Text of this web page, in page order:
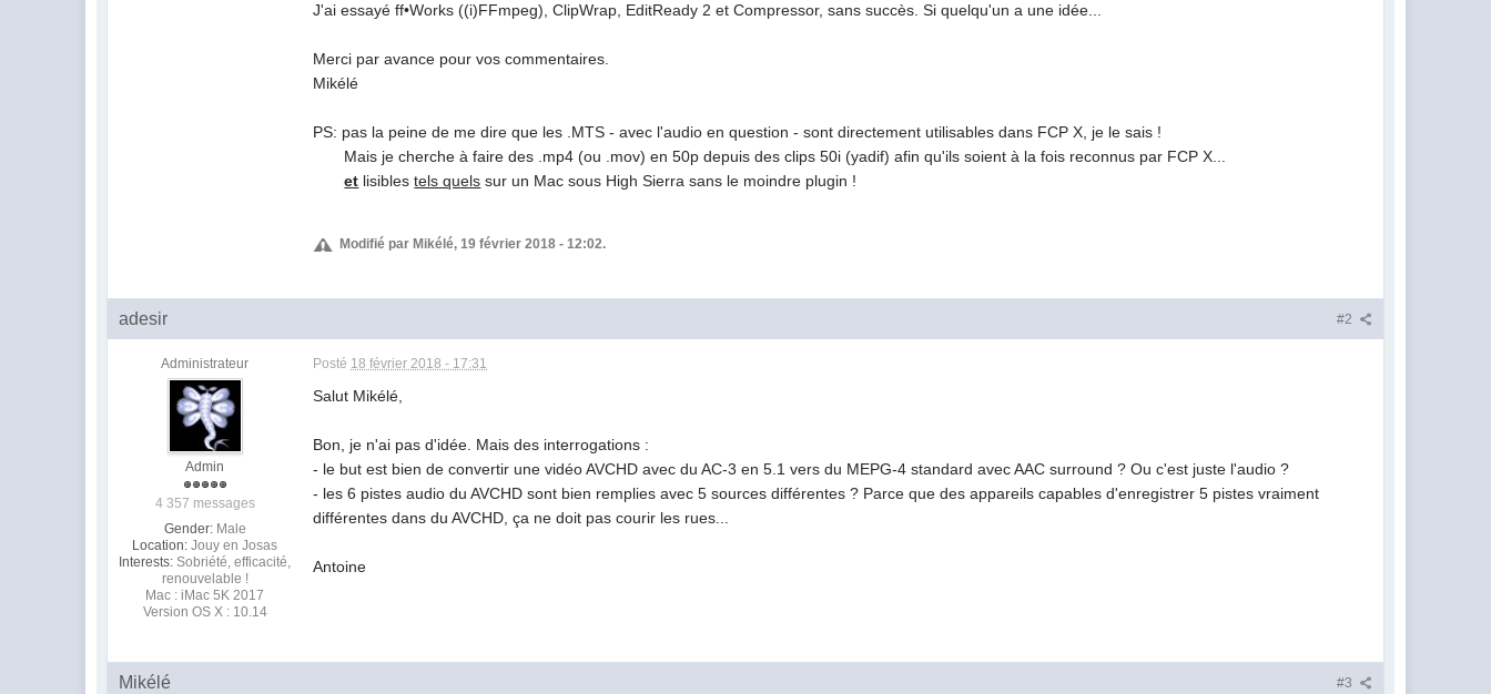
J'ai essayé ff•Works ((i)FFmpeg), ClipWrap, EditReady 2 et Compressor, sans succès. Si quelqu'un a une idée...
Merci par avance pour vos commentaires.
Mikélé
PS: pas la peine de me dire que les .MTS - avec l'audio en question - sont directement utilisables dans FCP X, je le sais !
Mais je cherche à faire des .mp4 (ou .mov) en 50p depuis des clips 50i (yadif) afin qu'ils soient à la fois reconnus par FCP X...
et lisiblestels quels sur un Mac sous High Sierra sans le moindre plugin !
Modifié par Mikélé, 19 février 2018 - 12:02.
#2
adesir
Administrateur
Admin
4 357 messages
Gender: Male
Location: Jouy en Josas
Interests: Sobriété, efficacité,
renouvelable !
Mac : iMac 5K 2017
Version OS X : 10.14
Posté 18 février 2018 - 17:31
Salut Mikélé,
Bon, je n'ai pas d'idée. Mais des interrogations :
- le but est bien de convertir une vidéo AVCHD avec du AC-3 en 5.1 vers du MEPG-4 standard avec AAC surround ? Ou c'est juste l'audio ?
- les 6 pistes audio du AVCHD sont bien remplies avec 5 sources différentes ? Parce que des appareils capables d'enregistrer 5 pistes vraiment
différentes dans du AVCHD, ça ne doit pas courir les rues...
Antoine
#3
Mikélé